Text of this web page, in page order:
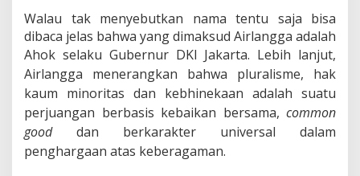
u
r
a
l
i
m
e
d
a
Walau tak menyebutkan nama tentu saja bisa
dibaca jelas bahwa yang dimaksud Airlangga adalah
Ahok selaku Gubernur DKI Jakarta. Lebih lanjut,
Airlangga menerangkan bahwa pluralisme, hak
kaum minoritas dan kebhinekaan adalah suatu
perjuangan berbasis kebaikan bersama, common
gooddan berkarakter universal dalam
penghargaan atas keberagaman.